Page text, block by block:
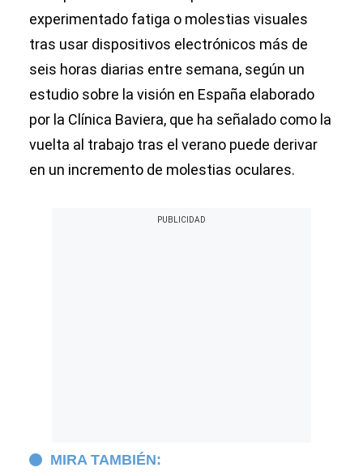
experimentado fatiga o molestias visuales
tras usar dispositivos electrónicos más de
seis horas diarias entre semana, según un
estudio sobre la visión en España elaborado
por la Clínica Baviera, que ha señalado como la
vuelta al trabajo tras el verano puede derivar
en un incremento de molestias oculares.
MIRA TAMBIÉN: